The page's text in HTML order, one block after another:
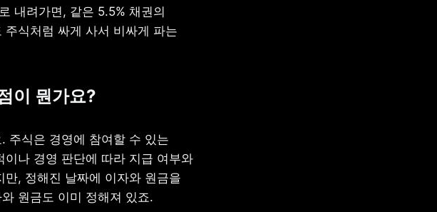
내려가면, 같은 5.5% 채권의
식처럼 싸게 사서 비싸게 파는
이 뭔가요?
주식은 경영에 참여할 수 있는
나 경영 판단에 따라 지급 여부와
, 정해진 날짜에 이자와 원금을
원금도 이미 정해져 있죠.